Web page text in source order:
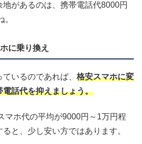
があるのは、携帯電話代8000円
に乗り換え
いるのであれば、 格安スマホに変
話代を抑えましょう。
マホ代の平均が9000円～1万円程
と、少し安い方ではあります。